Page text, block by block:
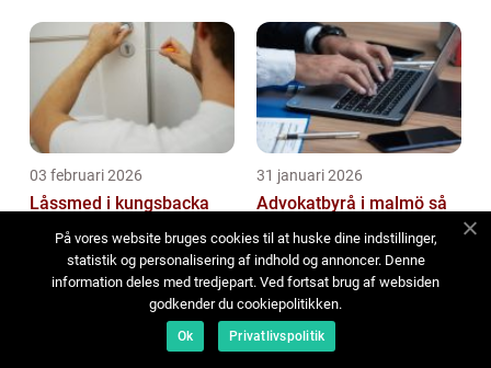
03 februari 2026
Låssmed i kungsbacka
säkerhetslösningar
31 januari 2026
Advokatbyrå i malmö så
På vores website bruges cookies til at huske dine indstillinger,
statistik og personalisering af indhold og annoncer. Denne
information deles med tredjepart. Ved fortsat brug af websiden
godkender du cookiepolitikken.
Ok Privatlivspolitik